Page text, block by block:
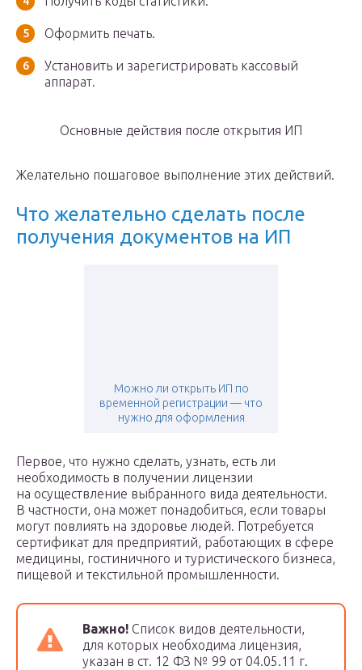
Оформить печать.
Установить и зарегистрировать кассовый
аппарат.
Основные действия после открытия ИП
Желательно пошаговое выполнение этих действий.
Что желательно сделать после
получения документов на ИП
Можно ли открыть ИП по
временной регистрации — что
нужно для оформления
Первое, что нужно сделать, узнать, есть ли
необходимость в получении лицензии
на осуществление выбранного вида деятельности.
В частности, она может понадобиться, если товары
могут повлиять на здоровье людей. Потребуется
сертификат для предприятий, работающих в сфере
медицины, гостиничного и туристического бизнеса,
пищевой и текстильной промышленности.
Важно! Список видов деятельности,
для которых необходима лицензия,
указан в ст. 12 ФЗ № 99 от 04.05.11 г.